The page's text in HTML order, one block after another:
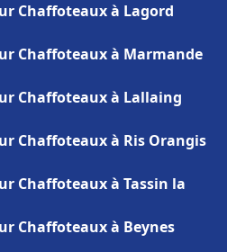
Chaffoteaux à Lagord
Chaffoteaux à Marmande
Chaffoteaux à Lallaing
Chaffoteaux à Ris Orangis
Chaffoteaux à Tassin la
Chaffoteaux à Beynes